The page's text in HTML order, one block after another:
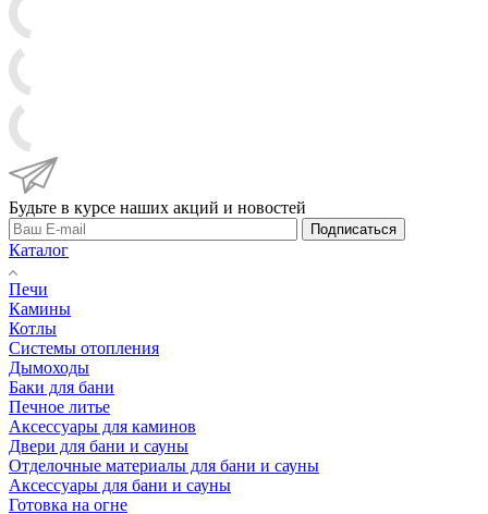
Будьте в курсе наших акций и новостей
Подписаться
Каталог
Печи
Камины
Котлы
Системы отопления
Дымоходы
Баки для бани
Печное литье
Аксессуары для каминов
Двери для бани и сауны
Отделочные материалы для бани и сауны
Аксессуары для бани и сауны
Готовка на огне